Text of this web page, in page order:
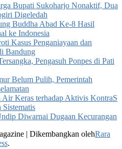
Bupati Sukoharjo Nonaktif, Dua
Digeledah
Buddha Abad Ke-8 Hasil
ke Indonesia
Kasus Penganiayaan dan
Bandung
Pengasuh Ponpes di Pati
Belum Pulih, Pemerintah
Keras terhadap Aktivis KontraS
Sistematis
Diwarnai Dugaan Kecurangan
| Dikembangkan olehRara
.